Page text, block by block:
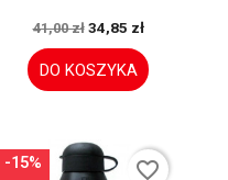
41,00 zł 34,85 zł
DO KOSZYKA
-15% favorite_border